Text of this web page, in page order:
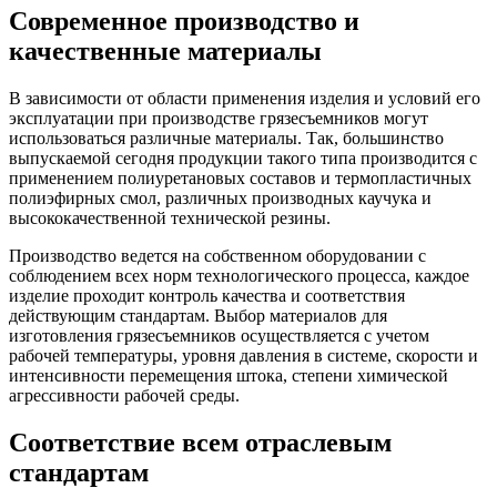
Современное производство и
качественные материалы
В зависимости от области применения изделия и условий его
эксплуатации при производстве грязесъемников могут
использоваться различные материалы. Так, большинство
выпускаемой сегодня продукции такого типа производится с
применением полиуретановых составов и термопластичных
полиэфирных смол, различных производных каучука и
высококачественной технической резины.
Производство ведется на собственном оборудовании с
соблюдением всех норм технологического процесса, каждое
изделие проходит контроль качества и соответствия
действующим стандартам. Выбор материалов для
изготовления грязесъемников осуществляется с учетом
рабочей температуры, уровня давления в системе, скорости и
интенсивности перемещения штока, степени химической
агрессивности рабочей среды.
Соответствие всем отраслевым
стандартам